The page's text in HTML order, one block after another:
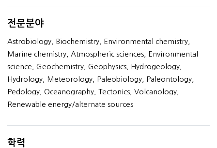
전문분야
Astrobiology, Biochemistry, Environmental chemistry,
Marine chemistry, Atmospheric sciences, Environmental
science, Geochemistry, Geophysics, Hydrogeology,
Hydrology, Meteorology, Paleobiology, Paleontology,
Pedology, Oceanography, Tectonics, Volcanology,
Renewable energy/alternate sources
학력